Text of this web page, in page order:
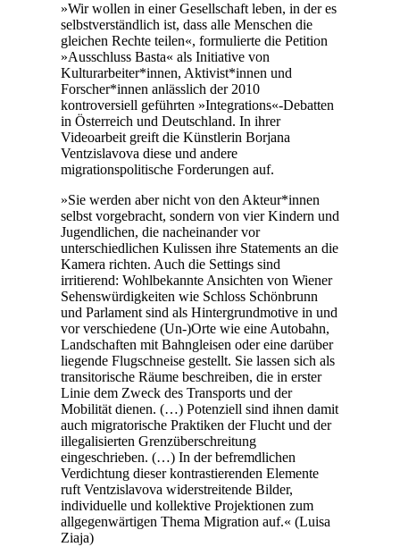
»Wir wollen in einer Gesellschaft leben, in der es
selbstverständlich ist, dass alle Menschen die
gleichen Rechte teilen«, formulierte die Petition
»Ausschluss Basta« als Initiative von
Kulturarbeiter*innen, Aktivist*innen und
Forscher*innen anlässlich der 2010
kontroversiell geführten »Integrations«-Debatten
in Österreich und Deutschland. In ihrer
Videoarbeit greift die Künstlerin Borjana
Ventzislavova diese und andere
migrationspolitische Forderungen auf.
»Sie werden aber nicht von den Akteur*innen
selbst vorgebracht, sondern von vier Kindern und
Jugendlichen, die nacheinander vor
unterschiedlichen Kulissen ihre Statements an die
Kamera richten. Auch die Settings sind
irritierend: Wohlbekannte Ansichten von Wiener
Sehenswürdigkeiten wie Schloss Schönbrunn
und Parlament sind als Hintergrundmotive in und
vor verschiedene (Un-)Orte wie eine Autobahn,
Landschaften mit Bahngleisen oder eine darüber
liegende Flugschneise gestellt. Sie lassen sich als
transitorische Räume beschreiben, die in erster
Linie dem Zweck des Transports und der
Mobilität dienen. (…) Potenziell sind ihnen damit
auch migratorische Praktiken der Flucht und der
illegalisierten Grenzüberschreitung
eingeschrieben. (…) In der befremdlichen
Verdichtung dieser kontrastierenden Elemente
ruft Ventzislavova widerstreitende Bilder,
individuelle und kollektive Projektionen zum
allgegenwärtigen Thema Migration auf.« (Luisa
Ziaja)